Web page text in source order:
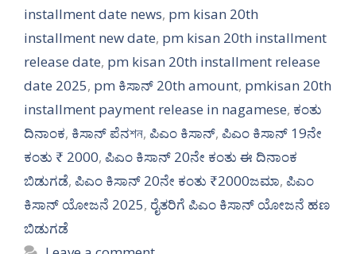
installment date news, pm kisan 20th
installment new date, pm kisan 20th installment
release date, pm kisan 20th installment release
date 2025, pm ಕಿಸಾನ್ 20th amount, pmkisan 20th
installment payment release in nagamese, ಕಂತು
ದಿನಾಂಕ, ಕಿಸಾನ್ ಪೆನশন, ಪಿಎಂ ಕಿಸಾನ್, ಪಿಎಂ ಕಿಸಾನ್ 19ನೇ
ಕಂತು ₹ 2000, ಪಿಎಂ ಕಿಸಾನ್ 20ನೇ ಕಂತು ಈ ದಿನಾಂಕ
ಬಿಡುಗಡೆ, ಪಿಎಂ ಕಿಸಾನ್ 20ನೇ ಕಂತು ₹2000ಜಮಾ, ಪಿಎಂ
ಕಿಸಾನ್ ಯೋಜನೆ 2025, ರೈತರಿಗೆ ಪಿಎಂ ಕಿಸಾನ್ ಯೋಜನೆ ಹಣ
ಬಿಡುಗಡೆ